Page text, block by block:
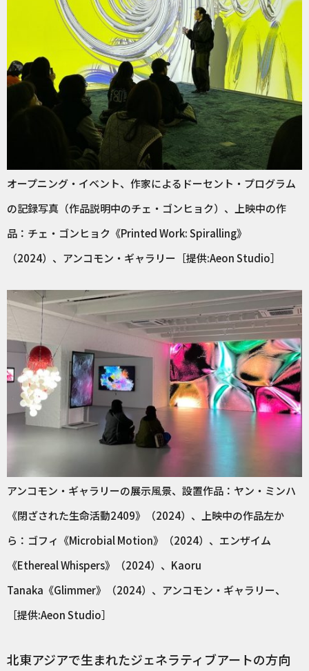
オープニング・イベント、作家によるドーセント・プログラム
の記録写真（作品説明中のチェ・ゴンヒョク）、上映中の作
品：チェ・ゴンヒョク《Printed Work: Spiralling》
（2024）、アンコモン・ギャラリー［提供:Aeon Studio］
アンコモン・ギャラリーの展示風景、設置作品：ヤン・ミンハ
《閉ざされた生命活動2409》（2024）、上映中の作品左か
ら：ゴフィ《Microbial Motion》（2024）、エンザイム
《Ethereal Whispers》（2024）、Kaoru
Tanaka《Glimmer》（2024）、アンコモン・ギャラリー、
［提供:Aeon Studio］
北東アジアで生まれたジェネラティブアートの方向